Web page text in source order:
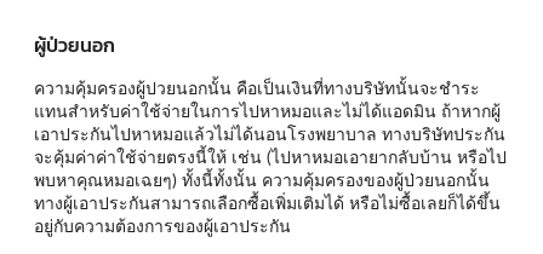
ผู้ป่วยนอก
ความคุ้มครองผู้ปวยนอกนั้น คือเป็นเงินที่ทางบริษัทนั้นจะชำระ
แทนสำหรับค่าใช้จ่ายในการไปหาหมอและไม่ได้แอดมิน ถ้าหากผู้
เอาประกันไปหาหมอแล้วไม่ได้นอนโรงพยาบาล ทางบริษัทประกัน
จะคุ้มค่าค่าใช้จ่ายตรงนี้ให้ เช่น (ไปหาหมอเอายากลับบ้าน หรือไป
พบหาคุณหมอเฉยๆ) ทั้งนี้ทั้งนั้น ความคุ้มครองของผู้ป่วยนอกนั้น
ทางผู้เอาประกันสามารถเลือกซื้อเพิ่มเติมได้ หรือไม่ซื้อเลยก็ได้ขึ้น
อยู่กับความต้องการของผู้เอาประกัน